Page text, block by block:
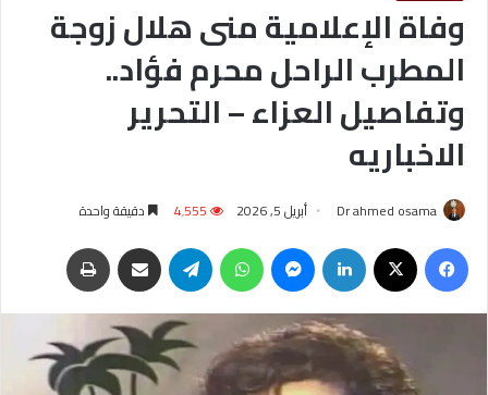
وفاة الإعلامية منى هلال زوجة
المطرب الراحل محرم فؤاد..
وتفاصيل العزاء – التحرير
الاخباريه
Dr ahmed osama أبريل 5, 2026 4٬555 دقيقة واحدة